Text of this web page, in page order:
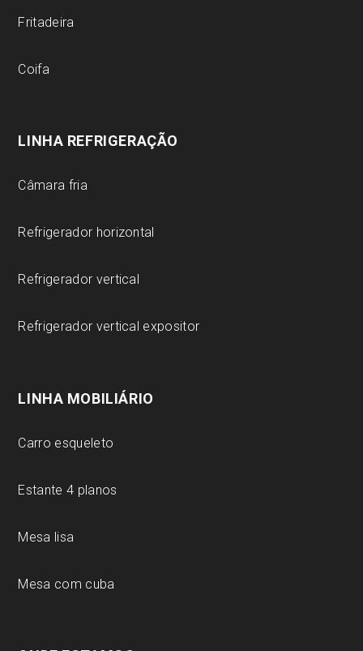
Fritadeira
Coifa
LINHA REFRIGERAÇÃO
Câmara fria
Refrigerador horizontal
Refrigerador vertical
Refrigerador vertical expositor
LINHA MOBILIÁRIO
Carro esqueleto
Estante 4 planos
Mesa lisa
Mesa com cuba